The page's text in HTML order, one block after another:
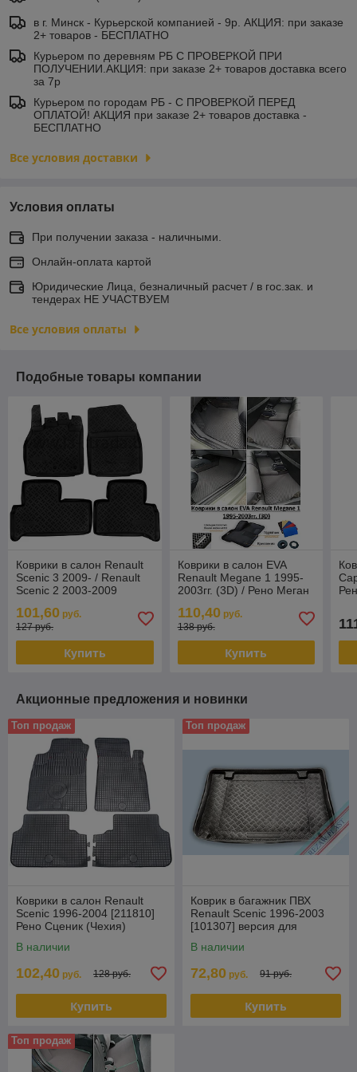
в г. Минск - Курьерской компанией - 9р. АКЦИЯ: при заказе
2+ товаров - БЕСПЛАТНО
Курьером по деревням РБ С ПРОВЕРКОЙ ПРИ
ПОЛУЧЕНИИ.АКЦИЯ: при заказе 2+ товаров доставка всего
за 7р
Курьером по городам РБ - С ПРОВЕРКОЙ ПЕРЕД
ОПЛАТОЙ! АКЦИЯ при заказе 2+ товаров доставка -
БЕСПЛАТНО
Все условия доставки
Условия оплаты
При получении заказа - наличными.
Онлайн-оплата картой
Юридические Лица, безналичный расчет / в гос.зак. и
тендерах НЕ УЧАСТВУЕМ
Все условия оплаты
Подобные товары компании
Коврики в салон Renault
Scenic 3 2009- / Renault
Scenic 2 2003-2009
(Aileron)
101,60 руб.
127 руб.
Купить
Коврики в салон EVA
Renault Megane 1 1995-
2003гг. (3D) / Рено Меган
110,40руб.
138 руб.
Купить
Акционные предложения и новинки
Топ продаж
Коврики в салон Renault
Scenic 1996-2004 [211810]
Рено Сценик (Чехия)
В наличии
102,40 руб. 128 руб.
Купить
Топ продаж
Коврик в багажник ПВХ
Renault Scenic 1996-2003
[101307] версия для
В наличии
72,80 руб. 91 руб.
Купить
Топ продаж